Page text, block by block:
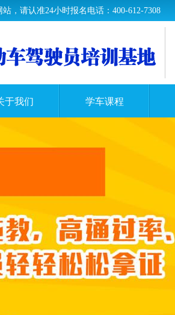
，请认准24小时报名电话：400-612-7308
于我们 学车课程